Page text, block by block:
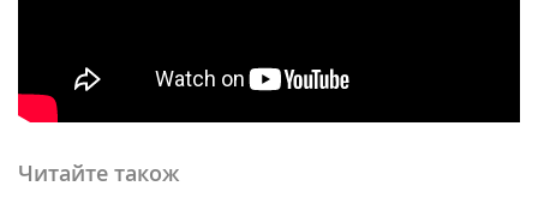
Читайте також